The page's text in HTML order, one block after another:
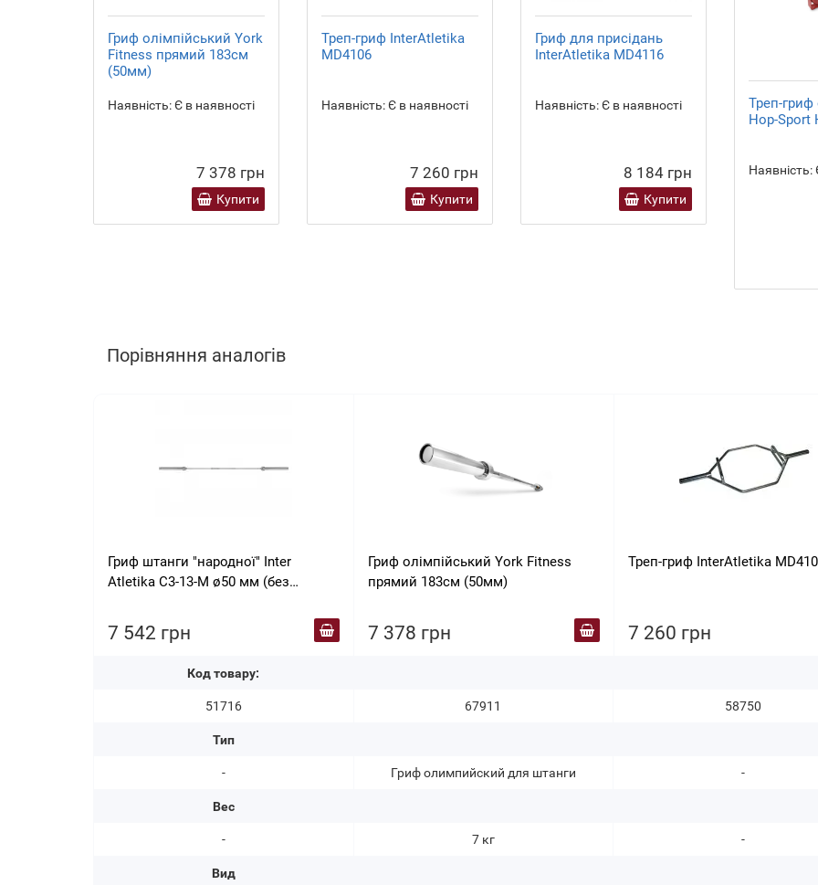
Гриф олімпійський York
Fitness прямий 183см
(50мм)
Наявність:Є в наявності
7 378 грн
Купити
Треп-гриф InterAtletika
MD4106
Наявність:Є в наявності
7 260 грн
Купити
Гриф для присідань
InterAtletika MD4116
Наявність:Є в наявності
8 184 грн
Купити
Треп-гриф
Hop-Sport
Наявність:
Порівняння аналогів
Гриф штанги "народної" Inter
Atletika C3-13-М ø50 мм (без
7 542 грн
Код товару:
51716
Тип
-
Вес
-
Вид
Гриф олімпійський York Fitness
прямий 183см (50мм)
7 378 грн
67911
Гриф олимпийский для штанги
7 кг
Треп-гриф InterAtletika
7 260 грн
58750
-
-